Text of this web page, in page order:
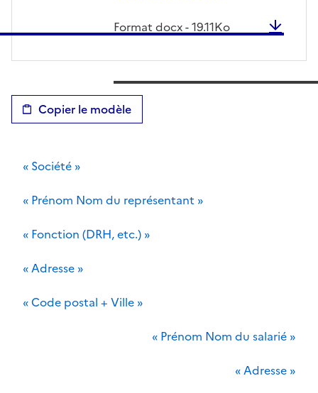
Format docx-19.11Ko
Copier le modèle
« Société »
« Prénom Nom du représentant »
« Fonction (DRH, etc.) »
« Adresse »
« Code postal + Ville »
« Prénom Nom du salarié »
« Adresse »